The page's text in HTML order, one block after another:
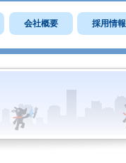
会社概要 採用情報